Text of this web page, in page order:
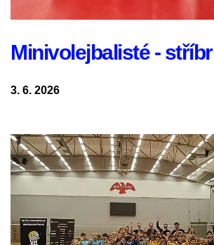
Minivolejbalisté -
3. 6. 2026